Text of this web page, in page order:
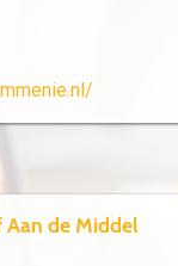
Aan de Middel